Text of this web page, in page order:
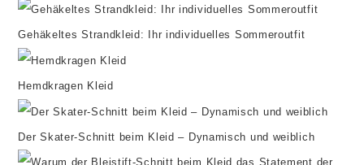
Gehäkeltes Strandkleid: Ihr individuelles Sommeroutfit
Hemdkragen Kleid
Der Skater-Schnitt beim Kleid – Dynamisch und weiblich